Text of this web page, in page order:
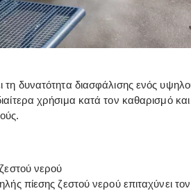
δυνατότητα διασφάλισης ενός
χρήσιμα κατά τον καθαρισμό
νερού
πίεσης ζεστού νερού επιταχύνει